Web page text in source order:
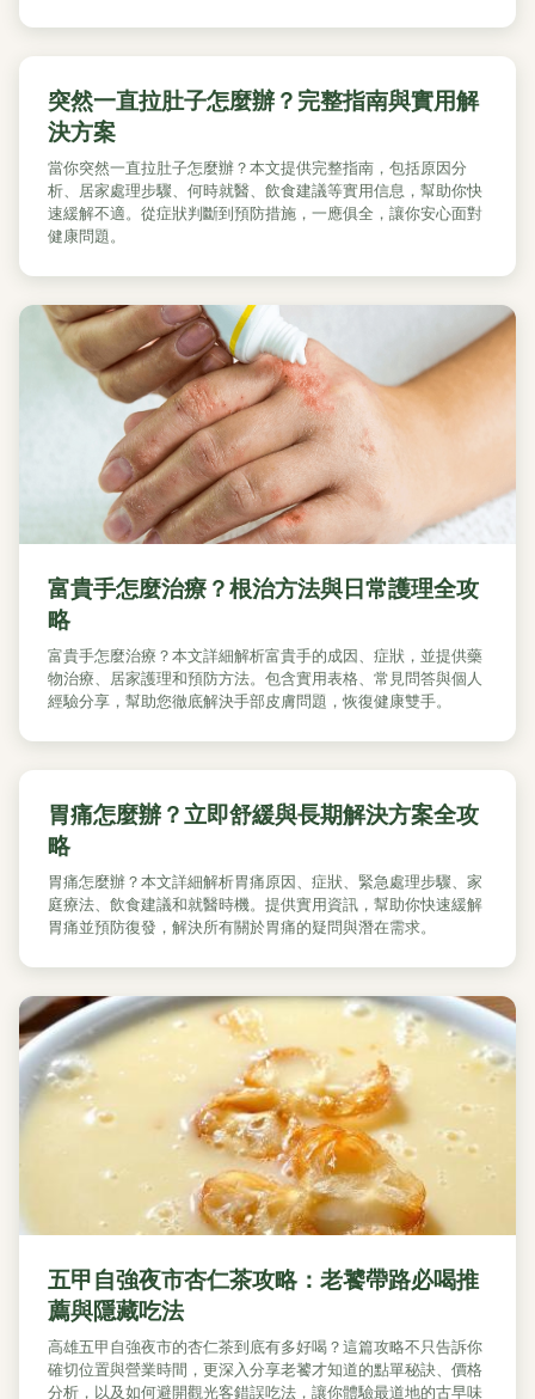
突然一直拉肚子怎麼辦？完整指南與實用解
決方案
當你突然一直拉肚子怎麼辦？本文提供完整指南，包括原因分
析、居家處理步驟、何時就醫、飲食建議等實用信息，幫助你快
速緩解不適。從症狀判斷到預防措施，一應俱全，讓你安心面對
健康問題。
富貴手怎麼治療？根治方法與日常護理全攻
略
富貴手怎麼治療？本文詳細解析富貴手的成因、症狀，並提供藥
物治療、居家護理和預防方法。包含實用表格、常見問答與個人
經驗分享，幫助您徹底解決手部皮膚問題，恢復健康雙手。
胃痛怎麼辦？立即舒緩與長期解決方案全攻
略
胃痛怎麼辦？本文詳細解析胃痛原因、症狀、緊急處理步驟、家
庭療法、飲食建議和就醫時機。提供實用資訊，幫助你快速緩解
胃痛並預防復發，解決所有關於胃痛的疑問與潛在需求。
五甲自強夜市杏仁茶攻略：老饕帶路必喝推
薦與隱藏吃法
高雄五甲自強夜市的杏仁茶到底有多好喝？這篇攻略不只告訴你
確切位置與營業時間，更深入分享老饕才知道的點單秘訣、價格
分析，以及如何避開觀光客錯誤吃法，讓你體驗最道地的古早味